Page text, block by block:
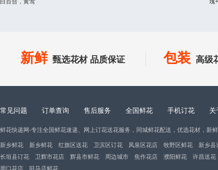
新鲜 甄选花材 品质保证 包装 高级
常见问题 订单查询 售后服务 全国鲜花 手机订花 关
鲜花快递网-专注全国鲜花速递、网上订花送花服务，同城鲜花配送，优选花材，新
新乡鲜花 新乡鲜花 红旗区送花 卫滨区订花 凤泉区花店 牧野区鲜花
新乡县
长垣县订花
卫辉市花店 辉县市鲜花 周边城市 焦作花店 濮阳鲜花
许昌送花
周口花店
驻马店鲜花